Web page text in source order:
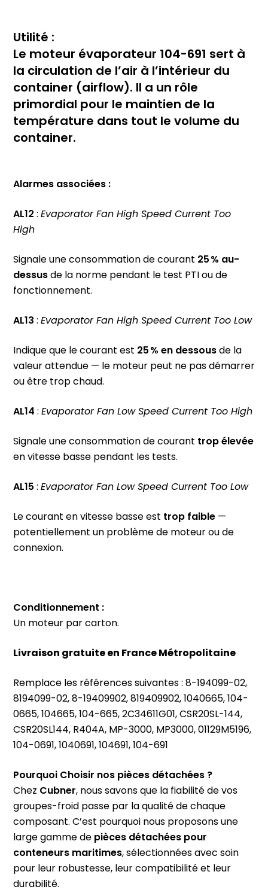
Utilité :
Le moteur évaporateur 104-691 sert à
la circulation de l’air à l’intérieur du
container (airflow). Il a un rôle
primordial pour le maintien de la
température dans tout le volume du
container.
Alarmes associées :
AL12:Evaporator Fan High Speed Current Too
High
Signale une consommation de courant 25 % au-
dessusde la norme pendant le test PTI ou de
fonctionnement.
AL13:Evaporator Fan High Speed Current Too Low
Indique que le courant est 25 % en dessousde la
valeur attendue — le moteur peut ne pas démarrer
ou être trop chaud.
AL14:Evaporator Fan Low Speed Current Too High
Signale une consommation de courant trop élevée
en vitesse basse pendant les tests.
AL15:Evaporator Fan Low Speed Current Too Low
Le courant en vitesse basse est trop faible—
potentiellement un problème de moteur ou de
connexion.
Conditionnement :
Un moteur par carton.
Livraison gratuite en France Métropolitaine
Remplace les références suivantes : 8-194099-02,
8194099-02, 8-19409902, 819409902, 1040665, 104-
0665, 104665, 104-665, 2C34611G01, CSR20SL-144,
CSR20SL144, R404A, MP-3000, MP3000, 01129M5196,
104-0691, 1040691, 104691, 104-691
Pourquoi Choisir nos pièces détachées ?
Chez Cubner, nous savons que la fiabilité de vos
groupes-froid passe par la qualité de chaque
composant. C’est pourquoi nous proposons une
large gamme depièces détachées pour
conteneurs maritimes, sélectionnées avec soin
pour leur robustesse, leur compatibilité et leur
durabilité.